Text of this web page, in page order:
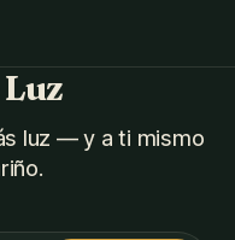
luz — y a ti mismo